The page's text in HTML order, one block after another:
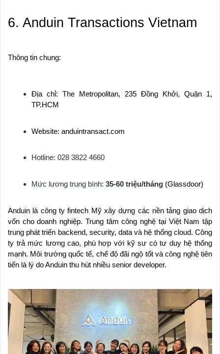
6. Anduin Transactions Vietnam
Thông tin chung:
Địa chỉ: The Metropolitan, 235 Đồng Khởi, Quận 1,
TP.HCM
Website: anduintransact.com
Hotline: 028 3822 4660
Mức lương trung bình: 35-60 triệu/tháng (Glassdoor)
Anduin là công ty fintech Mỹ xây dựng các nền tảng giao dịch
vốn cho doanh nghiệp. Trung tâm công nghệ tại Việt Nam tập
trung phát triển backend, security, data và hệ thống cloud. Công
ty trả mức lương cao, phù hợp với kỹ sư có tư duy hệ thống
mạnh. Môi trường quốc tế, chế độ đãi ngộ tốt và công nghệ tiên
tiến là lý do Anduin thu hút nhiều senior developer.